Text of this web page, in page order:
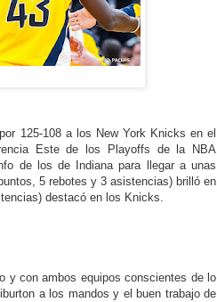
125-108 a los New York Knicks en el
Este de los Playoffs de la NBA
de los de Indiana para llegar a unas
5 rebotes y 3 asistencias) brilló en
destacó en los Knicks.
y con ambos equipos conscientes de lo
a los mandos y el buen trabajo de